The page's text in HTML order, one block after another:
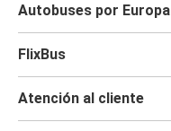
Autobuses por Europa
FlixBus
Atención al cliente